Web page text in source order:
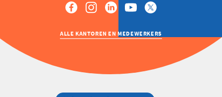
ALLE KANTOREN EN MEDEWERKERS